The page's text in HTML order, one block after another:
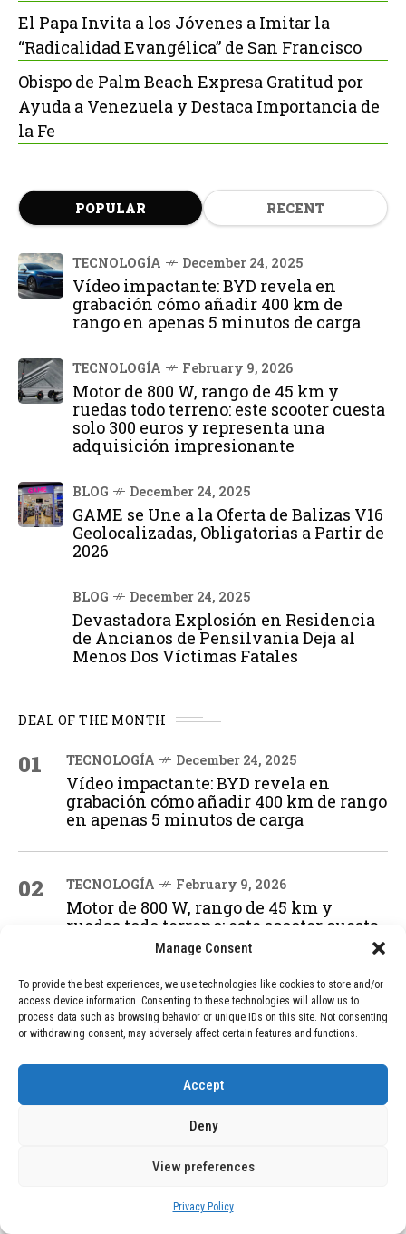
Manage Consent
To provide the best experiences, we use technologies like cookies to store and/or
access device information. Consenting to these technologies will allow us to
process data such as browsing behavior or unique IDs on this site. Not consenting
or withdrawing consent, may adversely affect certain features and functions.
Accept
Deny
View preferences
Privacy Policy
El Papa Invita a los Jóvenes a Imitar la
“Radicalidad Evangélica” de San Francisco
Obispo de Palm Beach Expresa Gratitud por
Ayuda a Venezuela y Destaca Importancia de
la Fe
POPULAR RECENT
TECNOLOGÍA December 24, 2025
Vídeo impactante: BYD revela en
grabación cómo añadir 400 km de
rango en apenas 5 minutos de carga
TECNOLOGÍA February 9, 2026
Motor de 800 W, rango de 45 km y
ruedas todo terreno: este scooter cuesta
solo 300 euros y representa una
adquisición impresionante
BLOG December 24, 2025
GAME se Une a la Oferta de Balizas V16
Geolocalizadas, Obligatorias a Partir de
2026
BLOG December 24, 2025
Devastadora Explosión en Residencia
de Ancianos de Pensilvania Deja al
Menos Dos Víctimas Fatales
DEAL OF THE MONTH
01 TECNOLOGÍA December 24, 2025
Vídeo impactante: BYD revela en
grabación cómo añadir 400 km de rango
en apenas 5 minutos de carga
02 TECNOLOGÍA February 9, 2026
Motor de 800 W, rango de 45 km y
ruedas todo terreno: este scooter cuesta
solo 300 euros y representa una
adquisición impresionante
03 BLOG December 24, 2025
Geolocalizadas, Obligatorias a Partir de
Devastadora Explosión en Residencia
Menos Dos Víctimas Fatales